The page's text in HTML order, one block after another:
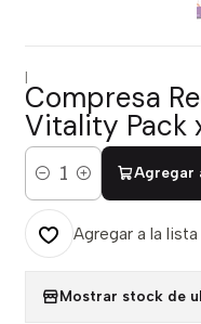
Compresa
Vitality Pack
Cantidad
Agregar
Agregar a la
Mostrar stock de